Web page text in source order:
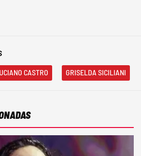
CASTRO GRISELDA SICILIANI